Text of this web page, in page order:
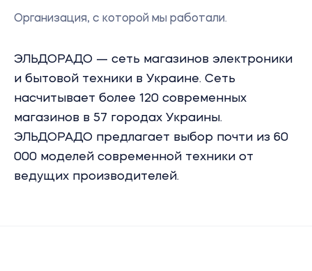
Организация, с которой мы работали.
ЭЛЬДОРАДО — сеть магазинов электроники
и бытовой техники в Украине. Сеть
насчитывает более 120 современных
магазинов в 57 городах Украины.
ЭЛЬДОРАДО предлагает выбор почти из 60
000 моделей современной техники от
ведущих производителей.